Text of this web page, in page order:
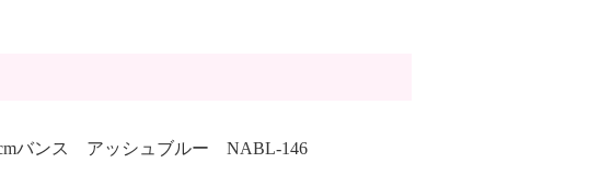
バンス アッシュブルー NABL-146